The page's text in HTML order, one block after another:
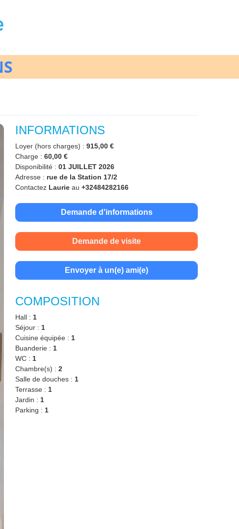
INFORMATIONS
Loyer (hors charges) : 915,00 €
Charge : 60,00 €
Disponibilité : 01 JUILLET 2026
Adresse : rue de la Station 17/2
Contactez Laurie au +32484282166
Demande d'informations
Demande de visite
Envoyer à un(e) ami(e)
COMPOSITION
Hall : 1
Séjour : 1
Cuisine équipée : 1
Buanderie : 1
WC : 1
Chambre(s) : 2
Salle de douches : 1
Terrasse : 1
Jardin : 1
Parking : 1